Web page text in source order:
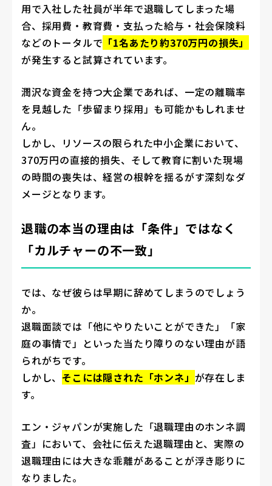
用で入社した社員が半年で退職してしまった場
合、採用費・教育費・支払った給与・社会保険料
などのトータルで 「1名あたり約370万円の損失」
が発生すると試算されています。
潤沢な資金を持つ大企業であれば、一定の離職率
を見越した「歩留まり採用」も可能かもしれませ
ん。
しかし、リソースの限られた中小企業において、
370万円の直接的損失、そして教育に割いた現場
の時間の喪失は、経営の根幹を揺るがす深刻なダ
メージとなります。
退職の本当の理由は「条件」ではなく
「カルチャーの不一致」
では、なぜ彼らは早期に辞めてしまうのでしょう
か。
退職面談では「他にやりたいことができた」「家
庭の事情で」といった当たり障りのない理由が語
られがちです。
しかし、 そこには隠された「ホンネ」 が存在しま
す。
エン・ジャパンが実施した「退職理由のホンネ調
査」において、会社に伝えた退職理由と、実際の
退職理由には大きな乖離があることが浮き彫りに
なりました。